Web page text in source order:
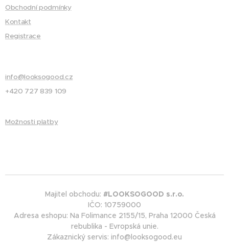
Obchodní podmínky
Kontakt
Registrace
info@looksogood.cz
+420 727 839 109
Možnosti platby
Majitel obchodu: #LOOKSOGOOD s.r.o.
IČO: 10759000
Adresa eshopu: Na Folimance 2155/15, Praha 12000 Česká
rebublika - Evropská unie.
Zákaznický servis: info@looksogood.eu